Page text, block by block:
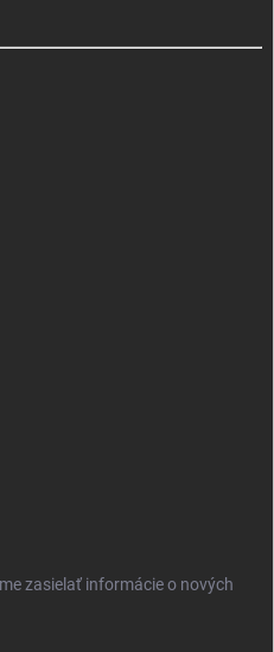
zasielať informácie o nových